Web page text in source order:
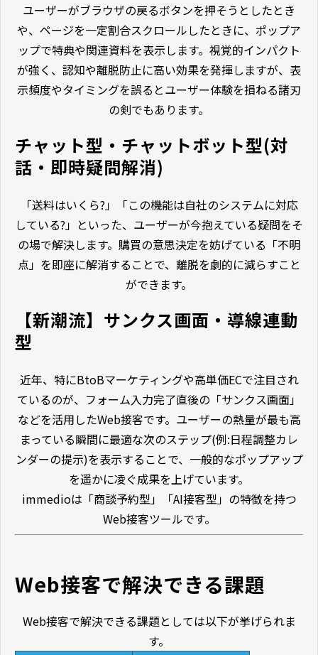
ユーザーがブラウザの戻るボタンを押そうとしたとき
や、ページを一定割合スクロールしたときに、ポップア
ップで特典や関連資料を表示します。視覚的インパクト
が強く、認知や離脱防止に高い効果を発揮しますが、表
示頻度やタイミングを誤るとユーザー体験を損ねる諸刃
の剣でもあります。
チャット型・チャットボット型(対
話・即時疑問解消)
「送料はいくら?」「この機能は自社のシステムに対応
している?」といった、ユーザーが今抱えている疑問をそ
の場で解決します。購買の意思決定を妨げている「不明
点」を即座に解消することで、離脱を劇的に減らすこと
ができます。
【新潮流】サンクス画面・導線連動
型
近年、特にBtoBマーケティングや高単価ECで注目され
ているのが、フォーム入力完了直後の「サンクス画面」
などを活用したWeb接客です。ユーザーの熱量が最も高
まっている瞬間に最適な次のステップ(例:日程調整カレ
ンダーの提示)を表示することで、一般的なポップアップ
を遥かに凌ぐ成果を上げています。
immedioは「商談予約型」「AI接客型」の特徴を持つ
Web接客ツールです。
Web接客で解決できる課題
Web接客で解決できる課題としては以下が挙げられま
す。